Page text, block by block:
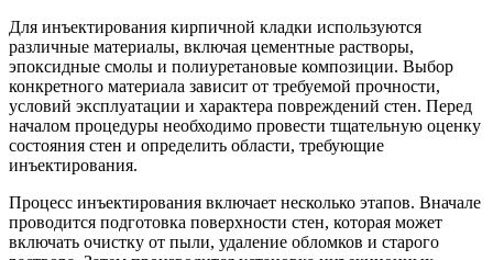
Для инъектирования кирпичной кладки используются
различные материалы, включая цементные растворы,
эпоксидные смолы и полиуретановые композиции. Выбор
конкретного материала зависит от требуемой прочности,
условий эксплуатации и характера повреждений стен. Перед
началом процедуры необходимо провести тщательную оценку
состояния стен и определить области, требующие
инъектирования.
Процесс инъектирования включает несколько этапов. Вначале
проводится подготовка поверхности стен, которая может
включать очистку от пыли, удаление обломков и старого